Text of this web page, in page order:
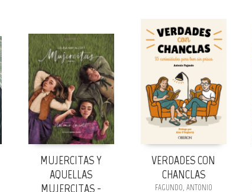
MUJERCITAS Y
AQUELLAS
MUJERCITAS -
VERDADES CON
CHANCLAS
FAGUNDO, ANTONIO